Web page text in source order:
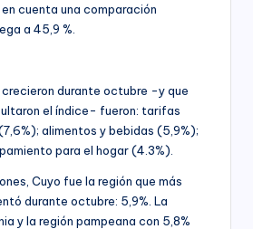
cuenta una comparación
a 45,9 %.
crecieron durante octubre -y que
el índice- fueron: tarifas
alimentos y bebidas (5,9%);
para el hogar (4.3%).
Cuyo fue la región que más
durante octubre: 5,9%. La
y la región pampeana con 5,8%